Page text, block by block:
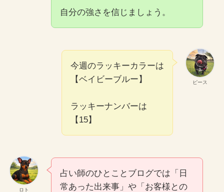
自分の強さを信じましょう。
ピース
今週のラッキーカラーは
【ベイビーブルー】
ラッキーナンバーは
【15】
ロト
占い師のひとことブログでは「日
常あった出来事」や「お客様との